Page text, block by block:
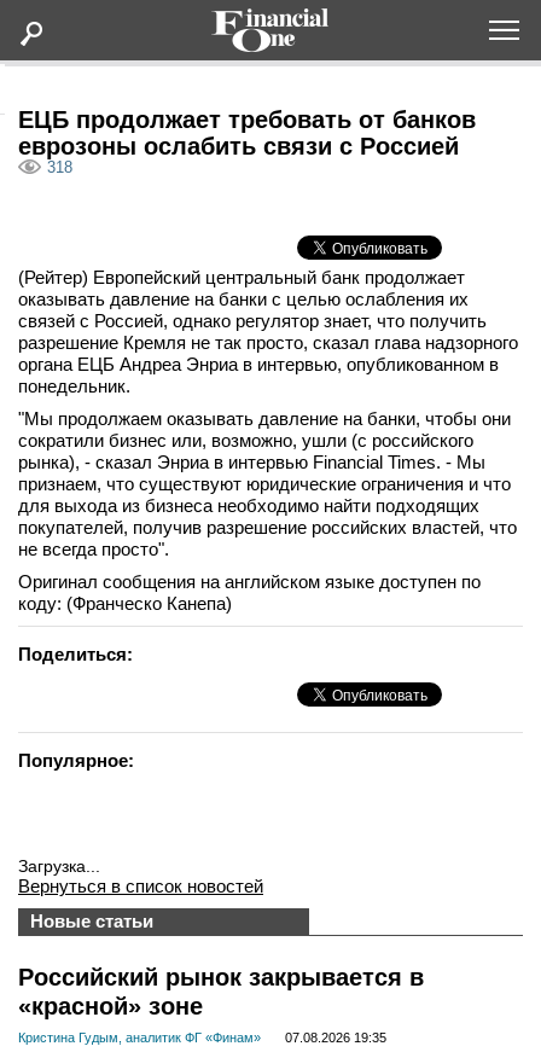
Lifestyle
Мероприятия
Новости
Интервью
телеграм
Стать автором
ЕЦБ продолжает требовать от банков
еврозоны ослабить связи с Россией
318
(Рейтер) Европейский центральный банк продолжает
оказывать давление на банки с целью ослабления их
связей с Россией, однако регулятор знает, что получить
разрешение Кремля не так просто, сказал глава надзорного
органа ЕЦБ Андреа Энриа в интервью, опубликованном в
понедельник.
"Мы продолжаем оказывать давление на банки, чтобы они
сократили бизнес или, возможно, ушли (с российского
рынка), - сказал Энриа в интервью Financial Times. - Мы
признаем, что существуют юридические ограничения и что
для выхода из бизнеса необходимо найти подходящих
покупателей, получив разрешение российских властей, что
не всегда просто".
Оригинал сообщения на английском языке доступен по
коду: (Франческо Канепа)
Поделиться:
Популярное:
Загрузка...
Вернуться в список новостей
Новые статьи
Российский рынок закрывается в
«красной» зоне
Кристина Гудым, аналитик ФГ «Финам»
07.08.2026 19:35